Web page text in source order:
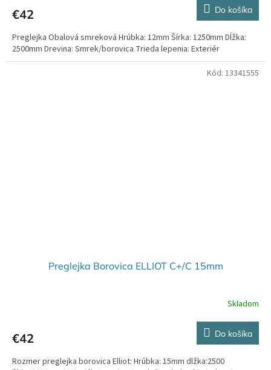
je
z
5
hviezdičiek.
€42 Do košíka
Preglejka Obalová smreková Hrúbka: 12mm Šírka: 1250mm Dĺžka:
2500mm Drevina: Smrek/borovica Trieda lepenia: Exteriér
Preglejka Borovica ELLIOT C+/C 15mm
Skladom
€42 Do košíka
Rozmer preglejka borovica Elliot: Hrúbka: 15mm dlžka:2500
Kód: 13341555